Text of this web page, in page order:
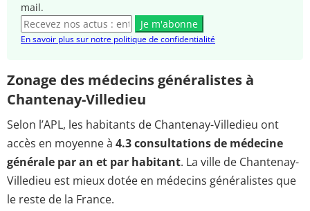
mail.
Je m'abonne
En savoir plus sur notre politique de confidentialité
Zonage des médecins généralistes à
Chantenay-Villedieu
Selon l’APL, les habitants de Chantenay-Villedieu ont
accès en moyenne à 4.3 consultations de médecine
générale par an et par habitant. La ville de Chantenay-
Villedieu est mieux dotée en médecins généralistes que
le reste de la France.